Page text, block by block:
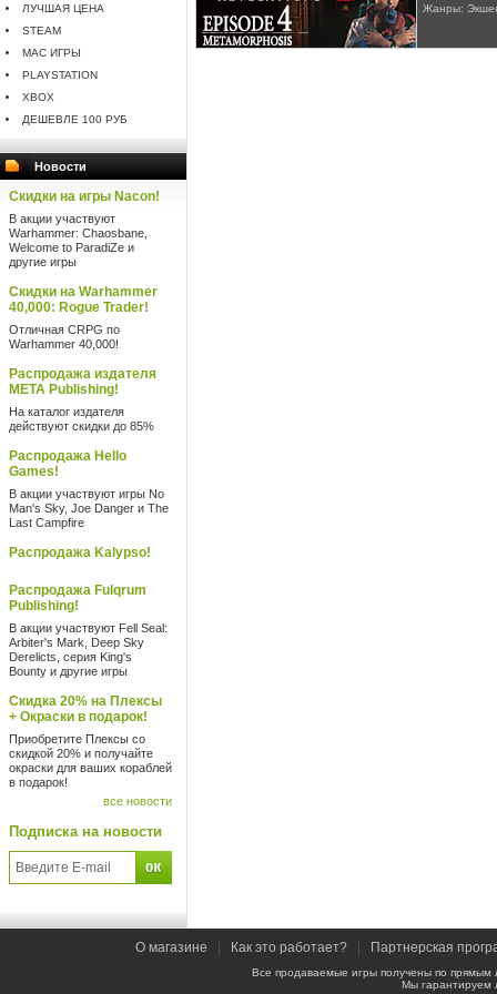
ЛУЧШАЯ ЦЕНА
STEAM
MAC ИГРЫ
PLAYSTATION
XBOX
ДЕШЕВЛЕ 100 РУБ
Новости
Скидки на игры Nacon!
В акции участвуют
Warhammer: Chaosbane,
Welcome to ParadiZe и
другие игры
Скидки на Warhammer
40,000: Rogue Trader!
Отличная CRPG по
Warhammer 40,000!
Распродажа издателя
META Publishing!
На каталог издателя
действуют скидки до 85%
Распродажа Hello
Games!
В акции участвуют игры No
Man's Sky, Joe Danger и The
Last Campfire
Распродажа Kalypso!
Распродажа Fulqrum
Publishing!
В акции участвуют Fell Seal:
Arbiter's Mark, Deep Sky
Derelicts, серия King's
Bounty и другие игры
Скидка 20% на Плексы
+ Окраски в подарок!
Приобретите Плексы со
скидкой 20% и получайте
окраски для ваших кораблей
в подарок!
все новости
Подписка на новости
Жанры:
О магазине Как это работает? Партнерская
Все продаваемые игры получены по
Мы гарантируем